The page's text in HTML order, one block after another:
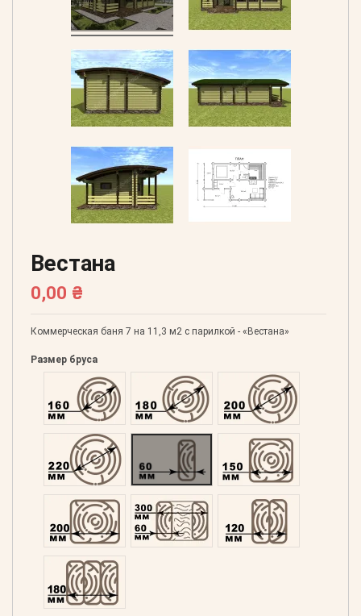
Вестана
0,00 ₴
Коммерческая баня 7 на 11,3 м2 с парилкой - «Вестана»
Размер бруса
Оцилиндрованний 160Оцилиндрованний 180Оцилиндрованний
Оцилиндрованний 220Профилированний 60Профилированний
Профилированний 200Двойной 300 Клееный 120
Клееный 180